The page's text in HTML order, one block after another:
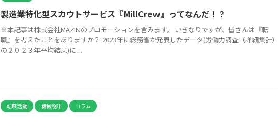
製造業特化型スカウトサービス『MillCreｗ』ってなんだ！？
※本記事は株式会社MAZINのプロモーションを含みます。 いきなりですが、皆さんは『転
職』を考えたことをありますか？ 2023年に総務省が発表したデータ(労働力調査（詳細集計）
の２０２３年平均結果)に ...
転職活動 機械設計 コラム